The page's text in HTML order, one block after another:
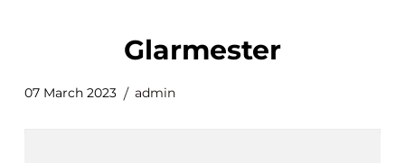
glarmester
07 March 2023 admin